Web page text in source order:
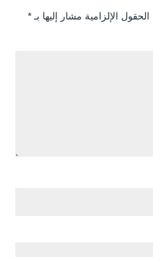
الحقول الإلزامية مشار إليها بـ *